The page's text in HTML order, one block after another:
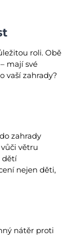
roli. Obě
mají své
vaší zahrady?
zahrady
větru
dětí
nejen děti,
nátěr proti